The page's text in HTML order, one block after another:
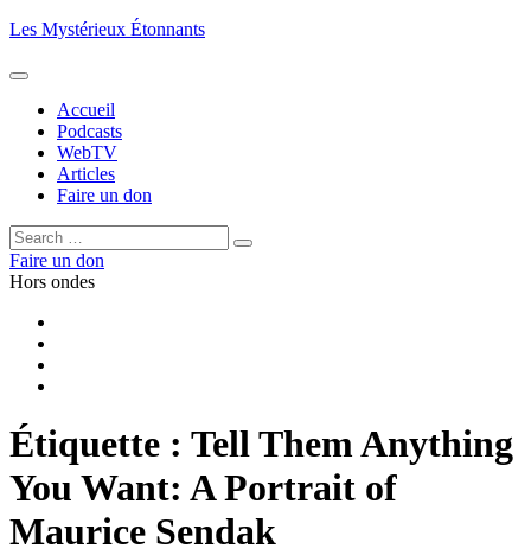
Aller
contenu
Les Mystérieux Étonnants
Accueil
Podcasts
WebTV
Articles
Faire un don
Rechercher :
Rechercher
Faire un don
Hors ondes
Étiquette : Tell Them Anything
You Want: A Portrait of
Maurice Sendak